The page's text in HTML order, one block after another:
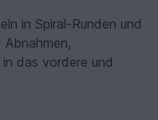
in Spiral-Runden und
das vordere und